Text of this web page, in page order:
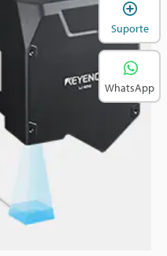
Suporte
WhatsApp